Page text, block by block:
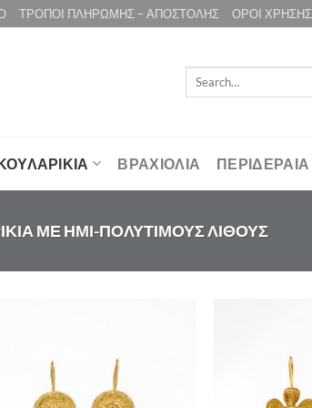
ΤΡΟΠΟΙ ΠΛΗΡΩΜΗΣ – ΑΠΟΣΤΟΛΗΣ ΟΡΟΙ ΧΡΗΣΗΣ
Search
ΒΡΑΧΙΟΛΙΑ ΠΕΡΙΔΕΡΑΙΑ
ΜΕ ΗΜΙ-ΠΟΛΥΤΙΜΟΥΣ ΛΙΘΟΥΣ